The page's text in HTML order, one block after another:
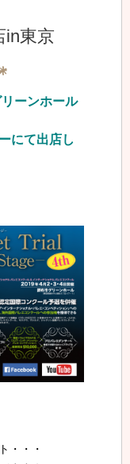
東京
ーンホール
にて出店し
・・・